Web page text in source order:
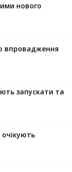
нового
впровадження
запускaти та
очікують